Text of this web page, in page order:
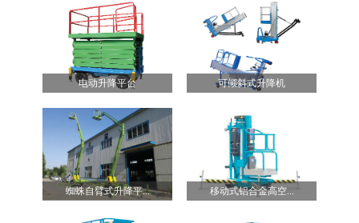
电动升降平台 可倾斜式升降机
蜘蛛自臂式升降平... 移动式铝合金高空...